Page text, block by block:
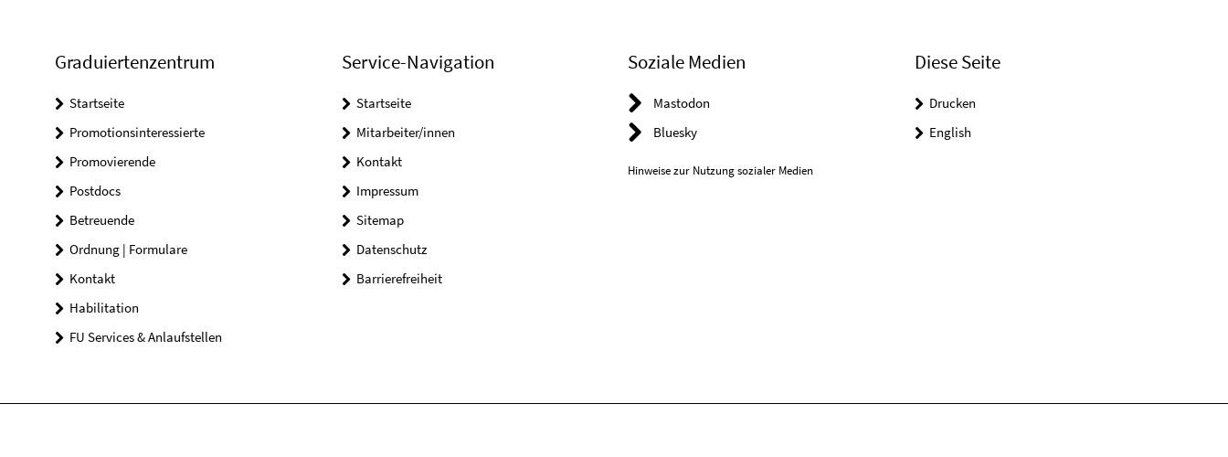
Graduiertenzentrum
Startseite
Promotionsinteressierte
Promovierende
Postdocs
Betreuende
Ordnung | Formulare
Kontakt
Habilitation
FU Services & Anlaufstellen
Service-Navigation
Startseite
Mitarbeiter/innen
Kontakt
Impressum
Sitemap
Datenschutz
Barrierefreiheit
Soziale Medien
Mastodon
Bluesky
Hinweise zur Nutzung sozialer Medien
Diese Seite
Drucken
English